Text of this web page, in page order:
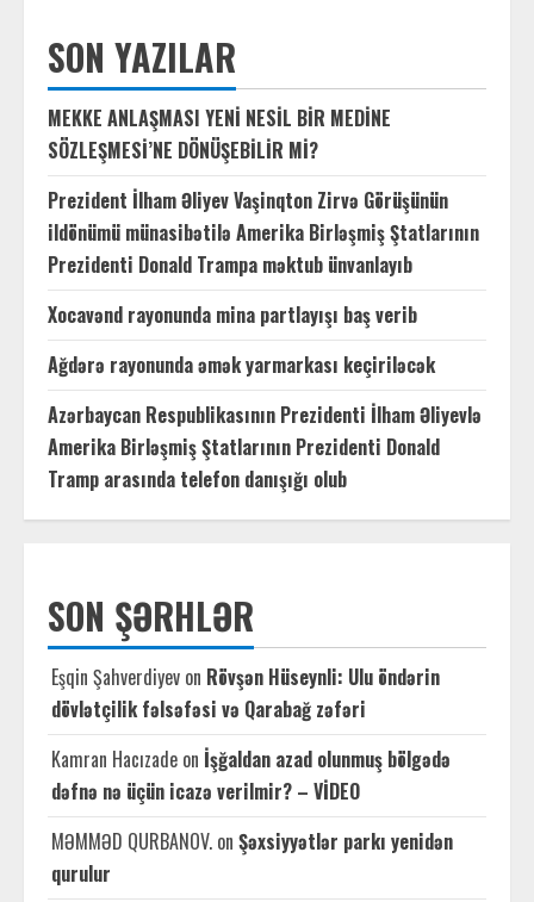
SON YAZILAR
MEKKE ANLAŞMASI YENİ NESİL BİR MEDİNE
SÖZLEŞMESİ’NE DÖNÜŞEBİLİR Mİ?
Prezident İlham Əliyev Vaşinqton Zirvə Görüşünün
ildönümü münasibətilə Amerika Birləşmiş Ştatlarının
Prezidenti Donald Trampa məktub ünvanlayıb
Xocavənd rayonunda mina partlayışı baş verib
Ağdərə rayonunda əmək yarmarkası keçiriləcək
Azərbaycan Respublikasının Prezidenti İlham Əliyevlə
Amerika Birləşmiş Ştatlarının Prezidenti Donald
Tramp arasında telefon danışığı olub
SON ŞƏRHLƏR
Eşqin Şahverdiyev on Rövşən Hüseynli: Ulu öndərin
dövlətçilik fəlsəfəsi və Qarabağ zəfəri
Kamran Hacızade on İşğaldan azad olunmuş bölgədə
dəfnə nə üçün icazə verilmir? – VİDEO
MƏMMƏD QURBANOV. on Şəxsiyyətlər parkı yenidən
qurulur